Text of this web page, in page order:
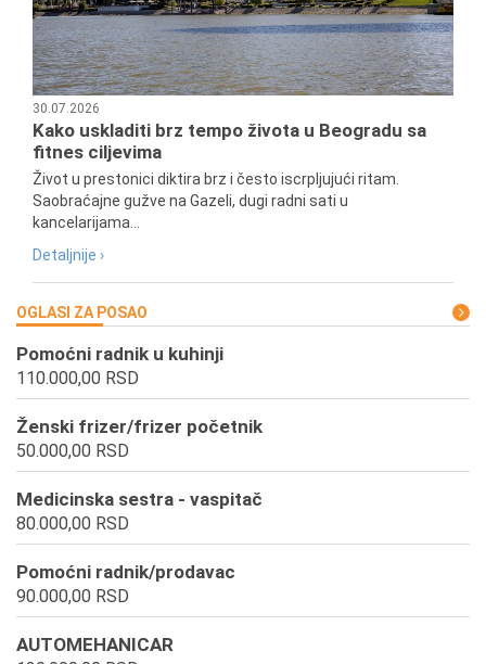
30.07.2026
Kako uskladiti brz tempo života u Beogradu sa
fitnes ciljevima
Život u prestonici diktira brz i često iscrpljujući ritam.
Saobraćajne gužve na Gazeli, dugi radni sati u
kancelarijama...
Detaljnije ›
OGLASI ZA POSAO
Pomoćni radnik u kuhinji
110.000,00 RSD
Ženski frizer/frizer početnik
50.000,00 RSD
Medicinska sestra - vaspitač
80.000,00 RSD
Pomoćni radnik/prodavac
90.000,00 RSD
AUTOMEHANICAR